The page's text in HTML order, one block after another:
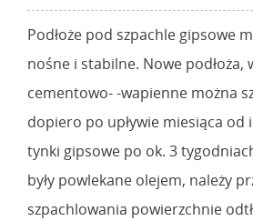
Podłoże pod szpachle gipsowe
nośne i stabilne. Nowe podłoża,
cementowo- -wapienne można
dopiero po upływie miesiąca od
tynki gipsowe po ok. 3
były powlekane olejem, należy
szpachlowania powierzchnie